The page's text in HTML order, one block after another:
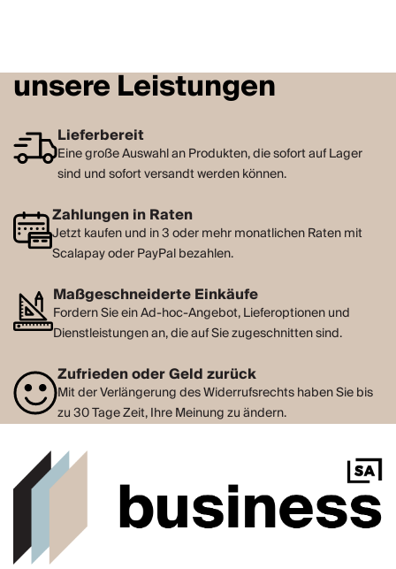
unsere Leistungen
Lieferbereit
Eine große Auswahl an Produkten, die sofort auf Lager
sind und sofort versandt werden können.
Zahlungen in Raten
Jetzt kaufen und in 3 oder mehr monatlichen Raten mit
Scalapay oder PayPal bezahlen.
Maßgeschneiderte Einkäufe
Fordern Sie ein Ad-hoc-Angebot, Lieferoptionen und
Dienstleistungen an, die auf Sie zugeschnitten sind.
Zufrieden oder Geld zurück
Mit der Verlängerung des Widerrufsrechts haben Sie bis
zu 30 Tage Zeit, Ihre Meinung zu ändern.